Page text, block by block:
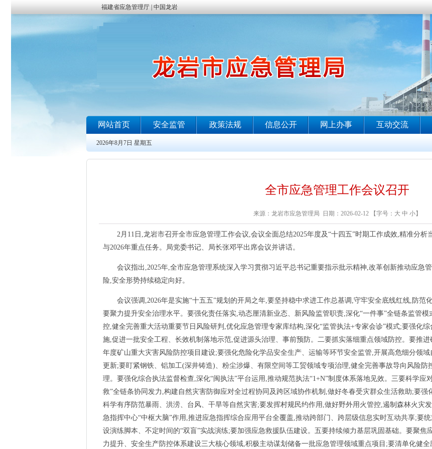
全市应急管理工作会议召开
来源：龙岩市应急管理局 日期：2026-02-12 【字号： 大 中 小】
2月11日,龙岩市召开全市应急管理工作会议,会议全面总结2025年度及“十四五”时期工作成效,精准分析
与2026年重点任务。局党委书记、局长张邓平出席会议并讲话。
会议指出,2025年,全市应急管理系统深入学习贯彻习近平总书记重要指示批示精神,改革创新推动应急
险,安全形势持续稳定向好。
会议强调,2026年是实施“十五五”规划的开局之年,要坚持稳中求进工作总基调,守牢安全底线红线,防范
要聚力提升安全治理水平。要强化责任落实,动态厘清新业态、新风险监管职责,深化“一件事”全链条监管
控,健全完善重大活动重要节日风险研判,优化应急管理专家库结构,深化“监管执法+专家会诊”模式;要强化
施,促进一批安全工程、长效机制落地示范,促进源头治理、事前预防。二要抓实落细重点领域防控。要推
年度矿山重大灾害风险防控项目建设;要强化危险化学品安全生产、运输等环节安全监管,开展高危细分领
更新;要盯紧钢铁、铝加工(深井铸造)、粉尘涉爆、有限空间等工贸领域专项治理,健全完善事故导向风险
理。要强化综合执法监督检查,深化“闽执法”平台运用,推动规范执法“1+N”制度体系落地见效。三要科学应
救”全链条协同发力,构建自然灾害防御应对全过程协同及跨区域协作机制,做好冬春受灾群众生活救助;要
科学有序防范暴雨、洪涝、台风、干旱等自然灾害;要发挥村规民约作用,做好野外用火管控,遏制森林火灾
急指挥中心“中枢大脑”作用,推进应急指挥综合应用平台全覆盖,推动跨部门、跨层级信息实时互动共享;要
设演练脚本、不定时间的“双盲”实战演练;要加强应急救援队伍建设。五要持续倾力基层巩固基础。要聚
力提升、安全生产防控体系建设三大核心领域,积极主动谋划储备一批应急管理领域重点项目;要清单化健